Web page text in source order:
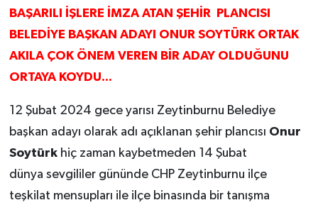
BAŞARILI İŞLERE İMZA ATAN ŞEHİR PLANCISI
BELEDİYE BAŞKAN ADAYI ONUR SOYTÜRK ORTAK
AKILA ÇOK ÖNEM VEREN BİR ADAY OLDUĞUNU
ORTAYA KOYDU...
12 Şubat 2024 gece yarısı Zeytinburnu Belediye
başkan adayı olarak adı açıklanan şehir plancısı Onur
Soytürkhiç zaman kaybetmeden 14 Şubat
dünya sevgililer gününde CHP Zeytinburnu ilçe
teşkilat mensupları ile ilçe binasında bir tanışma